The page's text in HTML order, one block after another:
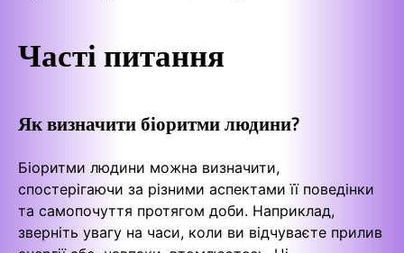
Часті питання
Як визначити біоритми людини?
Біоритми людини можна визначити,
спостерігаючи за різними аспектами її поведінки
та самопочуття протягом доби. Наприклад,
зверніть увагу на часи, коли ви відчуваєте прилив